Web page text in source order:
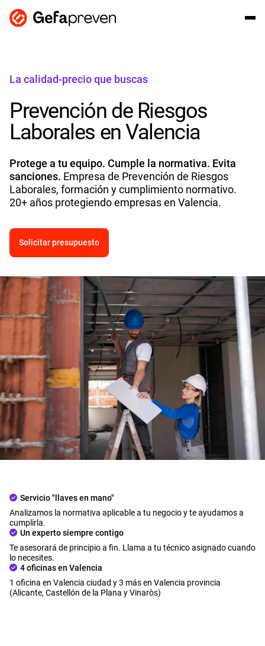
La calidad-precio que buscas
Prevención de Riesgos
Laborales en Valencia
Protege a tu equipo. Cumple la normativa. Evita
sanciones. Empresa de Prevención de Riesgos
Laborales, formación y cumplimiento normativo.
20+ años protegiendo empresas en Valencia.
Solicitar presupuesto
Servicio "llaves en mano"
Analizamos la normativa aplicable a tu negocio y te ayudamos a
cumplirla.
Un experto siempre contigo
Te asesorará de principio a fin. Llama a tu técnico asignado cuando
lo necesites.
4 oficinas en Valencia
1 oficina en Valencia ciudad y 3 más en Valencia provincia
(Alicante, Castellón de la Plana y Vinaròs)